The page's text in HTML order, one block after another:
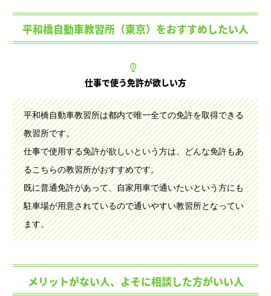
平和橋自動車教習所（東京）をおすすめしたい人
仕事で使う免許が欲しい方
平和橋自動車教習所は都内で唯一全ての免許を取得できる
教習所です。
仕事で使用する免許が欲しいという方は、どんな免許もあ
るこちらの教習所がおすすめです。
既に普通免許があって、自家用車で通いたいという方にも
駐車場が用意されているので通いやすい教習所となってい
ます。
メリットがない人、よそに相談した方がいい人